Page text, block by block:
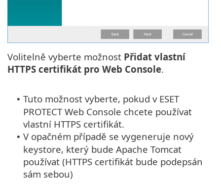
Volitelně vyberte možnost Přidat vlastní
HTTPS certifikát pro Web Console.
• Tuto možnost vyberte, pokud v ESET
PROTECT Web Console chcete používat
vlastní HTTPS certifikát.
• V opačném případě se vygeneruje nový
keystore, který bude Apache Tomcat
používat (HTTPS certifikát bude podepsán
sám sebou)